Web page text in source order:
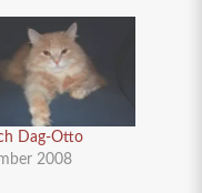
Dag-Otto
2008